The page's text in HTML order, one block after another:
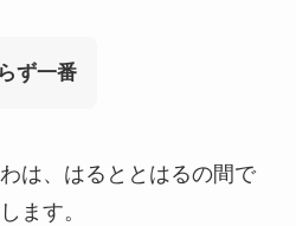
ず一番
は、はるととはるの間で
ます。